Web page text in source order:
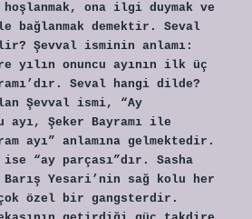
ona ilgi duymak ve
bağlanmak demektir. Seval
Şevval isminin anlamı:
yılın onuncu ayının ilk üç
Seval hangi dilde?
Şevval ismi, “Ay
ayı, Şeker Bayramı ile
ayı” anlamına gelmektedir.
“ay parçası”dır. Sasha
Barış Yesari’nin sağ kolu her
özel bir gangsterdir.